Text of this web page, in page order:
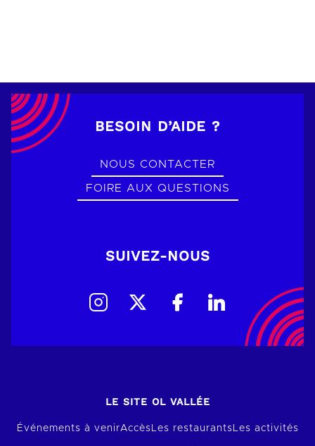
BESOIN D’AIDE ?
NOUS CONTACTER
FOIRE AUX QUESTIONS
SUIVEZ-NOUS
LE SITE OL VALLÉE
Événements à venirAccès Les restaurants Les activités